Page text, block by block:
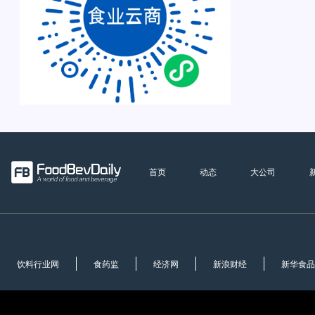
首页 动态 大公司
饮料行业网 食药监 经济网 新浪财经 新华食品